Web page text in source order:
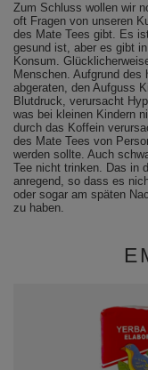
Zum Schluss wollen wir
oft Fragen von unseren
des Mate Tees gibt. Es
gesund ist, aber es gibt
Konsum.
Menschen. Aufgrund des
abgeraten, den Aufguss
Blutdruck, verursacht
was bei kleinen Kindern
durch das Koffein
des Mate Tees von
werden sollte. Auch
Tee nicht trinken. Das in
anregend, so dass es
oder sogar am späten
zu haben.